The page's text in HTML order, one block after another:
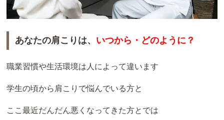
あなたの肩こりは、 いつから ・ どのように？
職業習慣や生活環境は人によって違います
学生の頃から肩こりで悩んでいる方と
ここ最近だんだん悪くなってきた方とでは